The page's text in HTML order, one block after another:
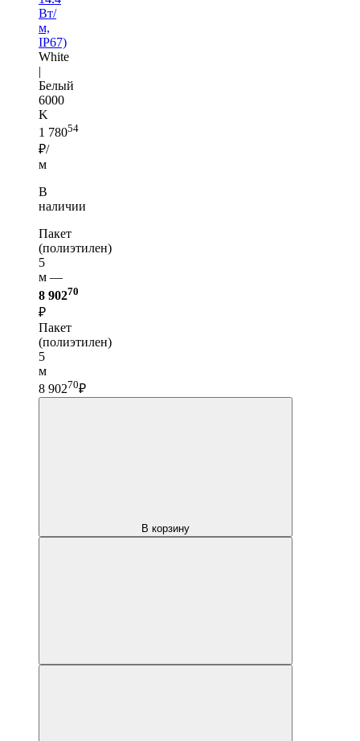
Вт/
м,
IP67)
White
|
Белый
6000
K
1 78054
₽/
м
В
наличии
Пакет
(полиэтилен)
5
м —
8 90270
₽
Пакет
(полиэтилен)
5
м
8 90270₽
В корзину